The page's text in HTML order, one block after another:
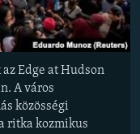
Edge at Hudson
A város
közösségi
ritka kozmikus